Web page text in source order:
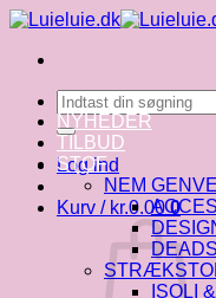
Fortsæt
indhold
Søg
efter:
Log ind
Kurv / kr.0.00 0
NYHEDER
TILBUD
STOF
NEM
ISOLI